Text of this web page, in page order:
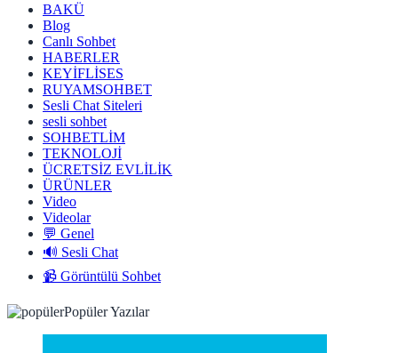
BAKÜ
Blog
Canlı Sohbet
HABERLER
KEYİFLİSES
RUYAMSOHBET
Sesli Chat Siteleri
sesli sohbet
SOHBETLİM
TEKNOLOJİ
ÜCRETSİZ EVLİLİK
ÜRÜNLER
Video
Videolar
💬 Genel
🔊 Sesli Chat
📹 Görüntülü Sohbet
Popüler Yazılar